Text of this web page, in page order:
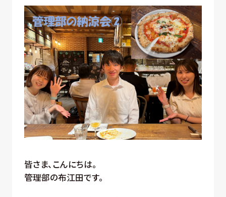
皆さま、こんにちは。
管理部の布江田です。